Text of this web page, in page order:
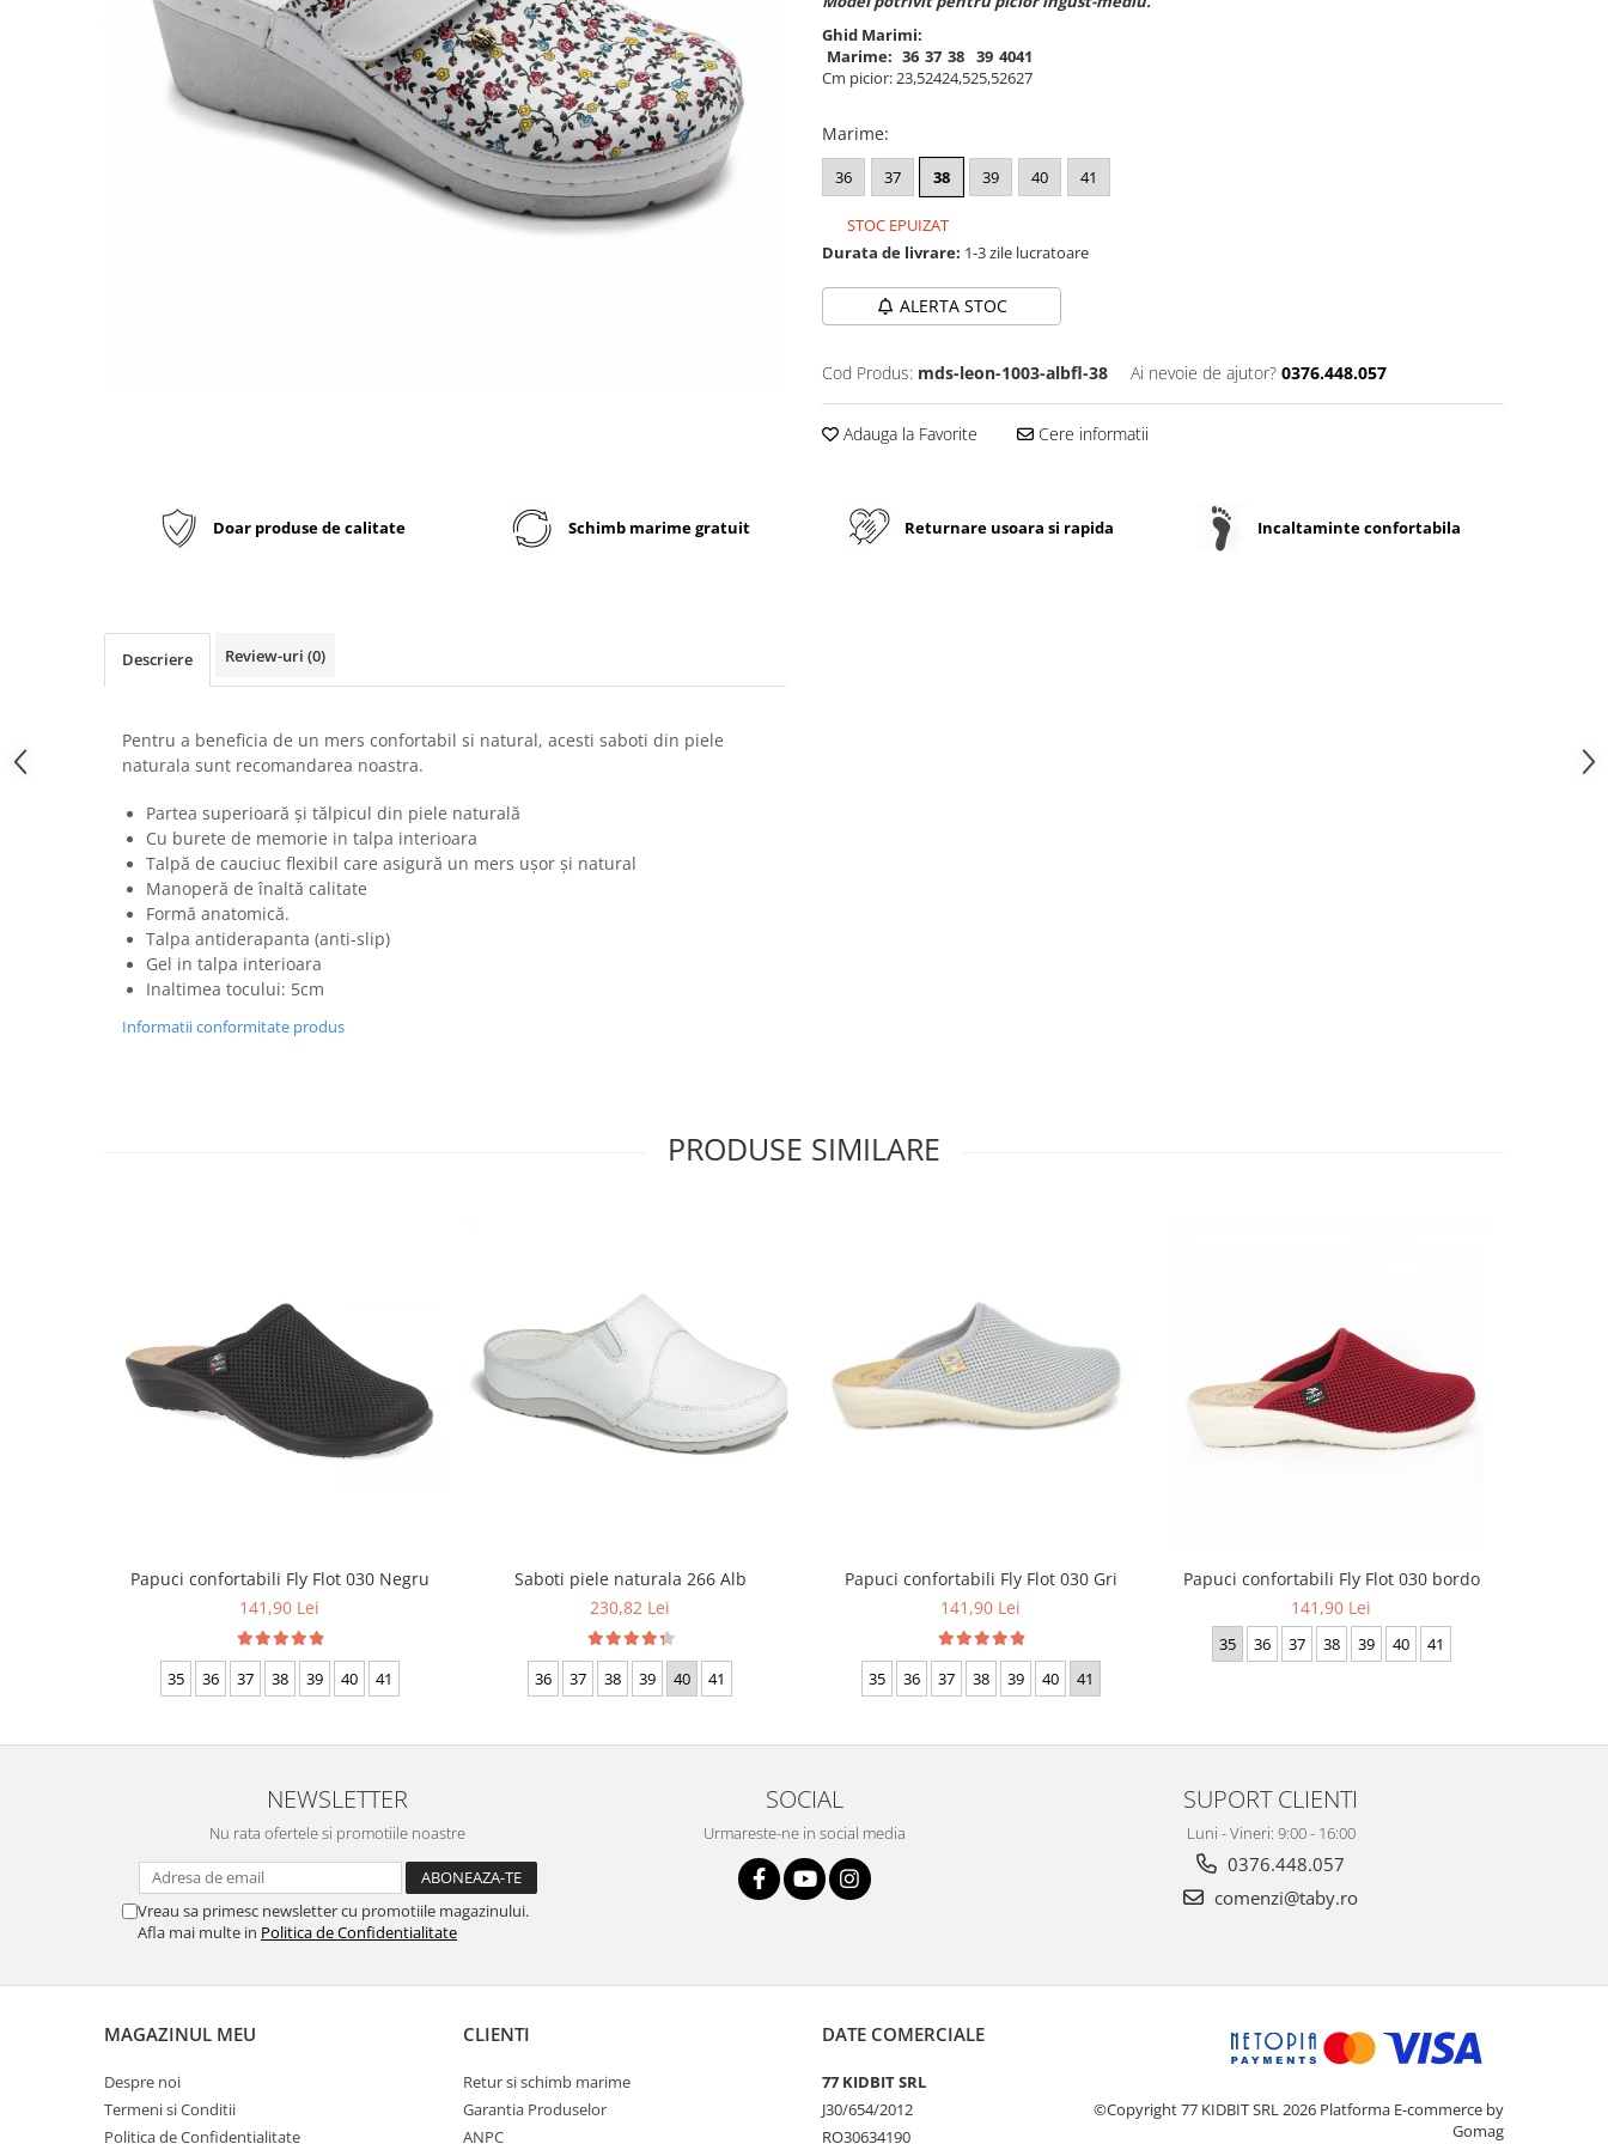
Ghid Marimi:
Marime: 36 37 38 39 4041
Cm picior:23,52424,525,52627
Marime:
36 37 38 39 40 41
STOC EPUIZAT
Durata de livrare: 1-3 zile lucratoare
ALERTA STOC
Cod Produs: mds-leon-1003-albfl-38 Ai nevoie de ajutor? 0376.448.057
Adauga la Favorite Cere informatii
Doar produse de calitate Schimb marime gratuit Returnare usoara si rapida Incaltaminte confortabila
Descriere Review-uri (0)
Pentru a beneficia de un mers confortabil si natural, acesti saboti din piele
naturala sunt recomandarea noastra.
Partea superioară şi tălpicul din piele naturală
Cu burete de memorie in talpa interioara
Talpă de cauciuc flexibil care asigură un mers uşor şi natural
Manoperă de înaltă calitate
Formă anatomică.
Talpa antiderapanta (anti-slip)
Gel in talpa interioara
Inaltimea tocului: 5cm
Informatii conformitate produs
PRODUSE SIMILARE
Papuci confortabili Fly Flot 030 Negru
141,90 Lei
35 36 37 38 39 40 41
Saboti piele naturala 266 Alb
230,82 Lei
36 37 38 39 40 41
Papuci confortabili Fly Flot 030 Gri
141,90 Lei
35 36 37 38 39 40 41
Papuci confortabili Fly Flot 030 bordo
141,90 Lei
35 36 37 38 39 40 41
NEWSLETTER
Nu rata ofertele si promotiile noastre
Vreau sa primesc newsletter cu promotiile magazinului.
Afla mai multe in Politica de Confidentialitate
SOCIAL
Urmareste-ne in social media
SUPORT CLIENTI
Luni - Vineri: 9:00 - 16:00
0376.448.057
comenzi@taby.ro
MAGAZINUL MEU
Despre noi
Termeni si Conditii
Politica de Confidentialitate
CLIENTI
Retur si schimb marime
Garantia Produselor
ANPC
DATE COMERCIALE
77 KIDBIT SRL
J30/654/2012
RO30634190
©Copyright 77 KIDBIT SRL 2026 Platforma E-commerce by
Gomag